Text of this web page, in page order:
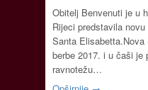
Obitelj Benvenuti je u
Rijeci predstavila
Santa
berbe 2017. i u čaši je
ravnotežu…